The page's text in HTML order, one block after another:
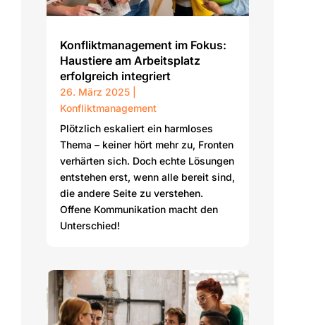
Konfliktmanagement im Fokus:
Haustiere am Arbeitsplatz
erfolgreich integriert
26. März 2025|
Konfliktmanagement
Plötzlich eskaliert ein harmloses
Thema – keiner hört mehr zu, Fronten
verhärten sich. Doch echte Lösungen
entstehen erst, wenn alle bereit sind,
die andere Seite zu verstehen.
Offene Kommunikation macht den
Unterschied!